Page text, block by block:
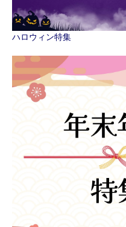
ハロウィン特集